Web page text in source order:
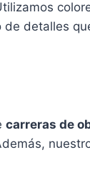
detalles
carreras de